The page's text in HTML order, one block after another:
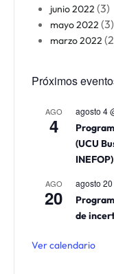
junio 2022 (3)
mayo 2022 (3)
marzo 2022
Próximos
AGO
4
agosto 4
(UCU
INEFOP)
AGO
20
agosto
de
Ver calendario